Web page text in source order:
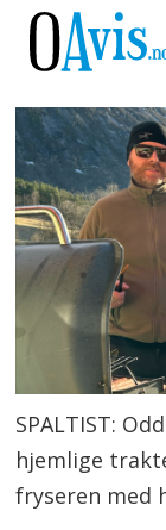
SPALTIST:
hjemlige
fryseren med